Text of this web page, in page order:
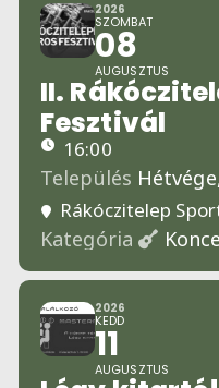
2026
SZOMBAT
08
AUGUSZTUS
II.
Fesztivál
16:00
Település
Rákóczitelep
Kategória
2026
KEDD
11
AUGUSZTUS